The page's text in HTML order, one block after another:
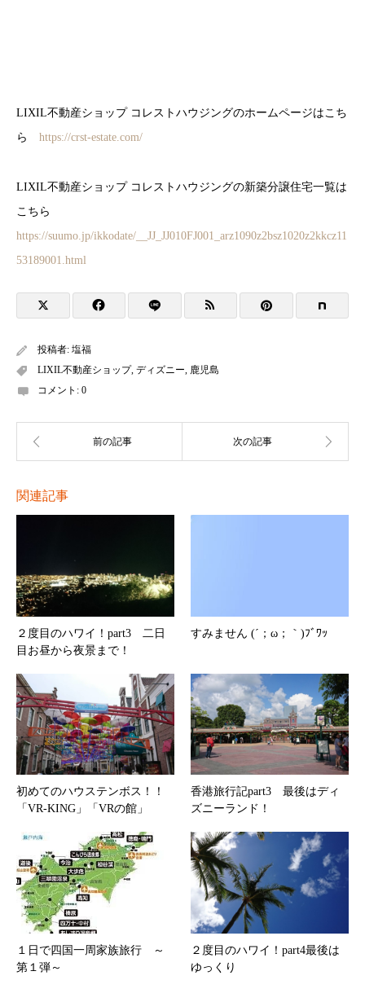
LIXIL不動産ショップ コレストハウジングのホームページはこち
ら https://crst-estate.com/
LIXIL不動産ショップ コレストハウジングの新築分譲住宅一覧は
こちら
https://suumo.jp/ikkodate/__JJ_JJ010FJ001_arz1090z2bsz1020z2kkcz11
53189001.html
投稿者: 塩福
LIXIL不動産ショップ, ディズニー, 鹿児島
コメント: 0
関連記事
２度目のハワイ！part3 二日
目お昼から夜景まで！
すみません (´；ω；｀)ﾌﾞﾜｯ
初めてのハウステンボス！！
「VR-KING」「VRの館」
香港旅行記part3 最後はディ
ズニーランド！
１日で四国一周家族旅行 ～
第１弾～
２度目のハワイ！part4最後は
ゆっくり